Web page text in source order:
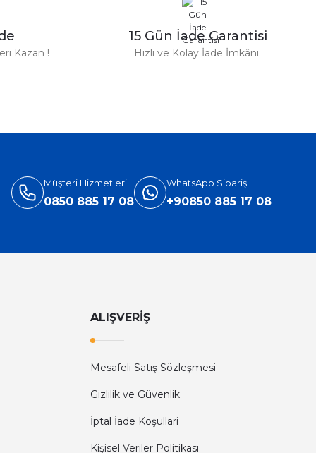
Diğer yorumları göster
Kazan !
15 Gün İade Garantisi
Hızlı ve Kolay İade İmkânı.
Müşteri Hizmetleri
0850 885 17 08
WhatsApp Sipariş
+90850 885 17 08
ALIŞVERİŞ
Mesafeli Satış Sözleşmesi
Gizlilik ve Güvenlik
İptal İade Koşullari
Kişisel Veriler Politikası